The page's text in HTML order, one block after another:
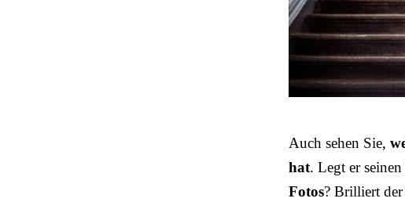
Auch sehen Sie,
hat. Legt er
Fotos? Brilliert